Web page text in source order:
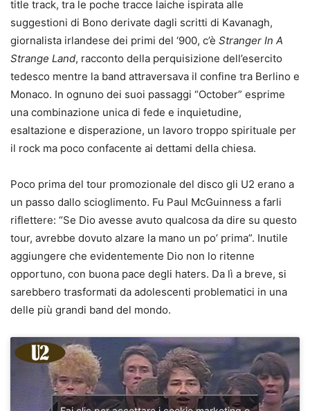
title track, tra le poche tracce laiche ispirata alle
suggestioni di Bono derivate dagli scritti di Kavanagh,
giornalista irlandese dei primi del ‘900, c’è Stranger In A
Strange Land, racconto della perquisizione dell’esercito
tedesco mentre la band attraversava il confine tra Berlino e
Monaco. In ognuno dei suoi passaggi “October” esprime
una combinazione unica di fede e inquietudine,
esaltazione e disperazione, un lavoro troppo spirituale per
il rock ma poco confacente ai dettami della chiesa.
Poco prima del tour promozionale del disco gli U2 erano a
un passo dallo scioglimento. Fu Paul McGuinness a farli
riflettere: “Se Dio avesse avuto qualcosa da dire su questo
tour, avrebbe dovuto alzare la mano un po’ prima”. Inutile
aggiungere che evidentemente Dio non lo ritenne
opportuno, con buona pace degli haters. Da lì a breve, si
sarebbero trasformati da adolescenti problematici in una
delle più grandi band del mondo.